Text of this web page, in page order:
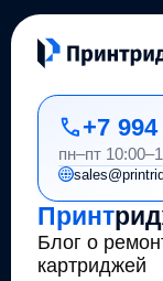
Принт
Блог о
картриджей
+7
пн–пт